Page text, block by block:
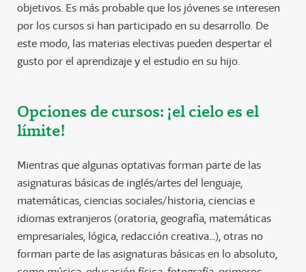
objetivos. Es más probable que los jóvenes se interesen
por los cursos si han participado en su desarrollo. De
este modo, las materias electivas pueden despertar el
gusto por el aprendizaje y el estudio en su hijo.
Opciones de cursos: ¡el cielo es el
límite!
Mientras que algunas optativas forman parte de las
asignaturas básicas de inglés/artes del lenguaje,
matemáticas, ciencias sociales/historia, ciencias e
idiomas extranjeros (oratoria, geografía, matemáticas
empresariales, lógica, redacción creativa...), otras no
forman parte de las asignaturas básicas en lo absoluto,